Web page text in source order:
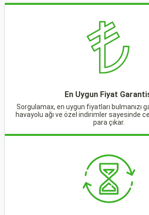
En Uygun Fiyat
Sorgulamax, en uygun fiyatları bulmanızı
havayolu ağı ve özel indirimler sayesinde
para çıkar.